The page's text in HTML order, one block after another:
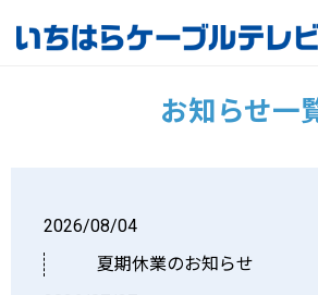
CATVサービス
あいチャンスマートTVのご案内
あいチャンテレビひかりサービス案内
多チャンネルパックサービス
コミュニティチャンネル
セットトップボックス（STB）のご案
番組ナビ・電子番組表
インターネット
あいチャンネットひかりご案内・料金
CATVインターネットご案内・料金
あいチャンワイヤレスご案内・料金
ケーブルプラス電話
その他サービス
AI防犯カメラサービス
スマートWi-Fiサービス
リモートサポートサービス案内
訪問サポートサービス案内
セキュリティZサービス案内
トビラフォンサービス案内
あいチャンモバイル by LIBMOサービス
LIBMOサービス案内
SkyLink SPOTサービス案内
お客様サポート
お知らせ一
2026/08/04
夏期休業のお知らせ